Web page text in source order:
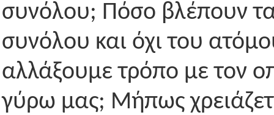
συνόλου; Πόσο βλέπουν
συνόλου και όχι του
αλλάξουμε τρόπο με τον
γύρω μας; Μήπως